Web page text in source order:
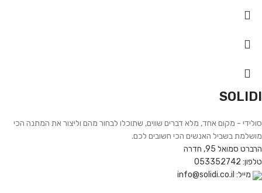
SOLIDI
סולידי - מקום אחד, מלא דברים שווים, שתוכלו לבחור מהם וליצור את המתנה הכי
מושלמת בשביל האנשים הכי חשובים לכם.
הרברט סמואל 95, חדרה
טלפון: 053352742
מייל: info@solidi.co.il